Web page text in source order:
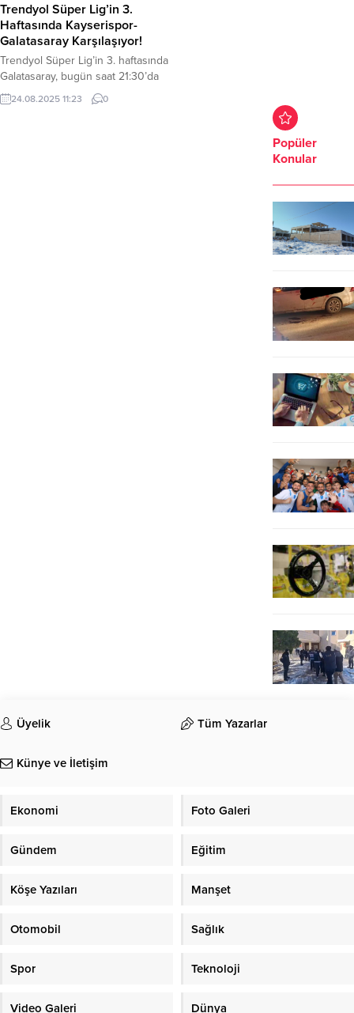
Trendyol Süper Lig’in 3.
Haftasında Kayserispor-
Galatasaray Karşılaşıyor!
Trendyol Süper Lig’in 3. haftasında
Galatasaray, bugün saat 21:30’da
Kayserispor’a konuk oluyor. Maç,
RHG Enertürk Enerji Stadyumu’nda
24.08.2025 11:23 0
Popüler
Konular
Üyelik Tüm Yazarlar
Künye ve İletişim
Ekonomi Foto Galeri
Gündem Eğitim
Köşe Yazıları Manşet
Otomobil Sağlık
Spor Teknoloji
Video Galeri Dünya